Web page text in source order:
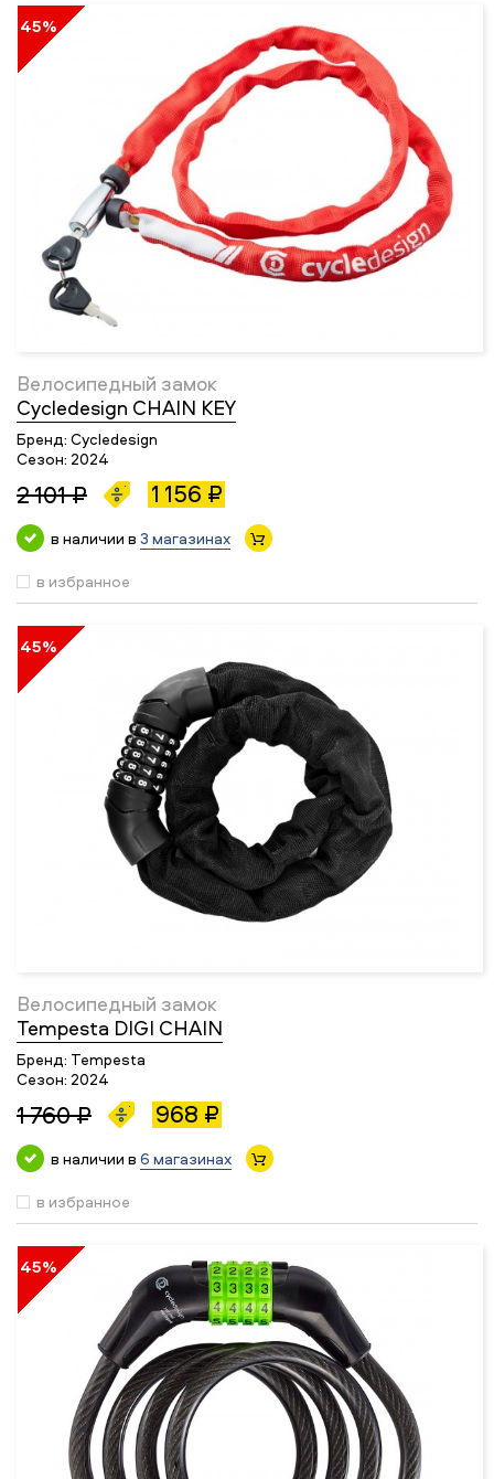
45%
Велосипедный замок
Cycledesign CHAIN KEY
Бренд: Cycledesign
Сезон: 2024
2 101 ₽ 1 156 ₽
в наличии в 3 магазинах
в избранное
45%
Велосипедный замок
Tempesta DIGI CHAIN
Бренд: Tempesta
Сезон: 2024
1 760 ₽ 968 ₽
в наличии в 6 магазинах
в избранное
45%